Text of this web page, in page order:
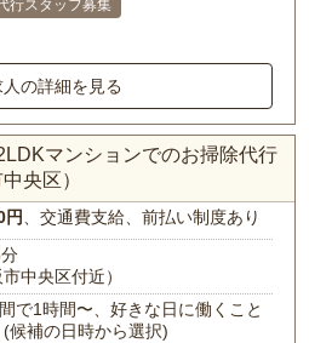
行スタッフ募集
人の詳細を見る
マンションでのお掃除代行
央区）
円、交通費支給、前払い制度あり
中央区付近）
で1時間〜、好きな日に働くこと
候補の日時から選択)